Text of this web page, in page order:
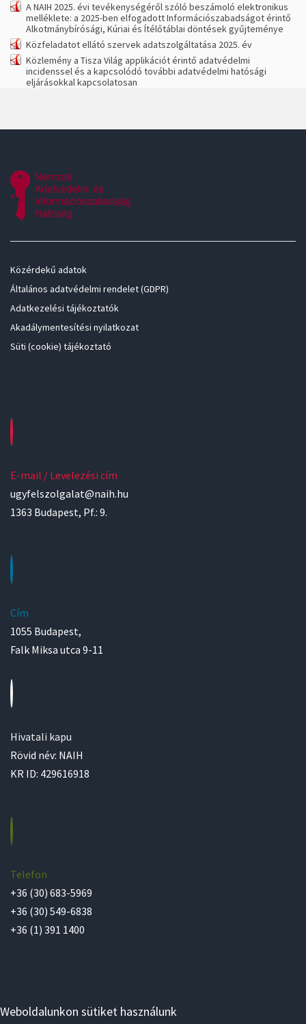
A NAIH 2025. évi tevékenységéről szóló beszámoló elektronikus
melléklete: a 2025-ben elfogadott Információszabadságot érintő
Alkotmánybírósági, Kúriai és Ítélőtáblai döntések gyűjteménye
Közfeladatot ellátó szervek adatszolgáltatása 2025. év
Közlemény a Tisza Világ applikációt érintő adatvédelmi
incidenssel és a kapcsolódó további adatvédelmi hatósági
eljárásokkal kapcsolatosan
Közérdekű adatok
Általános adatvédelmi rendelet (GDPR)
Adatkezelési tájékoztatók
Akadálymentesítési nyilatkozat
Süti (cookie) tájékoztató
E-mail / Levelezési cím
ugyfelszolgalat@naih.hu
1363 Budapest, Pf.: 9.
Cím
1055 Budapest,
Falk Miksa utca 9-11
Hivatali kapu
Rövid név: NAIH
KR ID: 429616918
Telefon
+36 (30) 683-5969
+36 (30) 549-6838
+36 (1) 391 1400
Weboldalunkon sütiket használunk